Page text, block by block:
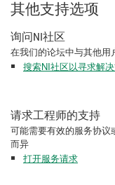
其他支持选项
询问NI社区
在我们的论坛中与其他用
搜索NI社区以寻求解
请求工程师的支持
可能需要有效的服务协
而异
打开服务请求